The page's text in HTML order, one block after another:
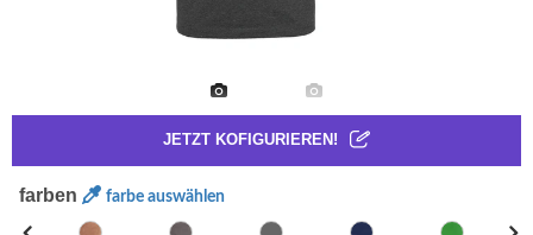
JETZT KOFIGURIEREN!
farben farbe auswählen